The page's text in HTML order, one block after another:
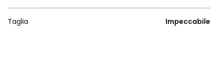
Taglia Impeccabile